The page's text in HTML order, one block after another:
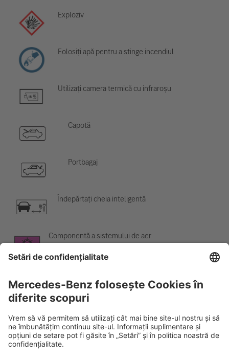
Exploziv
Folosiți apă pentru a stinge incendiul
Utilizați camera termică cu infraroșu
Capotă
Portbagaj
Îndepărtați cheia inteligentă
Componentă a sistemului de aer
condiționat